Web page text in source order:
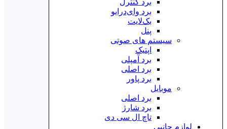
برد کنترل
برد وای‌درایو
بک‌لایت
پنل
سیستم های صوتی
اپتیک
برد آمپلی
برد اصلی
برد پاور
موبایل
برد اصلی
برد شارژ
تاچ ال سی دی
لوازم جانبی